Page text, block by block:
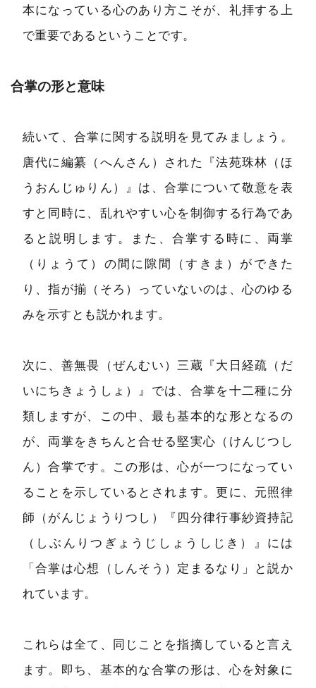
本になっている心のあり方こそが、礼拝する上
で重要であるということです。
合掌の形と意味
続いて、合掌に関する説明を見てみましょう。
唐代に編纂（へんさん）された『法苑珠林（ほ
うおんじゅりん）』は、合掌について敬意を表
すと同時に、乱れやすい心を制御する行為であ
ると説明します。また、合掌する時に、両掌
（りょうて）の間に隙間（すきま）ができた
り、指が揃（そろ）っていないのは、心のゆる
みを示すとも説かれます。
次に、善無畏（ぜんむい）三蔵『大日経疏（だ
いにちきょうしょ）』では、合掌を十二種に分
類しますが、この中、最も基本的な形となるの
が、両掌をきちんと合せる堅実心（けんじつし
ん）合掌です。この形は、心が一つになってい
ることを示しているとされます。更に、元照律
師（がんじょうりつし）『四分律行事紗資持記
（しぶんりつぎょうじしょうしじき）』には
「合掌は心想（しんそう）定まるなり」と説か
れています。
これらは全て、同じことを指摘していると言え
ます。即ち、基本的な合掌の形は、心を対象に